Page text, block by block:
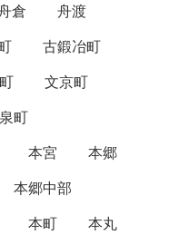
倉
舟渡
古鍛冶町
文京町
町
本宮
本郷
本郷中部
本町
本丸